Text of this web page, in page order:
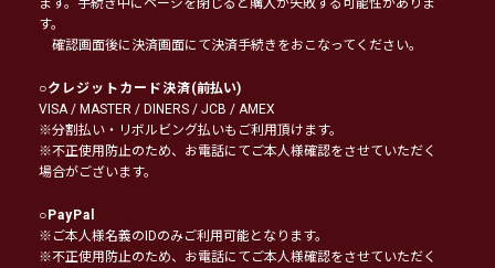
す。
確認画面後に決済画面にて決済手続きをおこなってください。
○クレジットカード決済(前払い)
VISA / MASTER / DINERS / JCB / AMEX
※分割払い・リボルビング払いもご利用頂けます。
※不正使用防止のため、お電話にてご本人様確認をさせていただく
場合がございます。
○PayPal
※ご本人様名義のIDのみご利用可能となります。
※不正使用防止のため、お電話にてご本人様確認をさせていただく